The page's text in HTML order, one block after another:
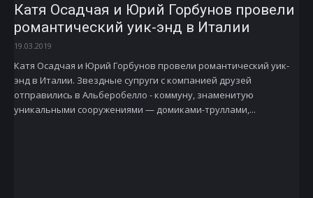
Катя Осадчая и Юрий Горбунов провели
романтический уик-энд в Италии
19.03.2019
Катя Осадчая и Юрий Горбунов провели романтический уик-
энд в Италии. Звездные супруги с компанией друзей
отправились в Альберобелло - коммуну, знаменитую
уникальными сооружениями — домиками-труллами,...